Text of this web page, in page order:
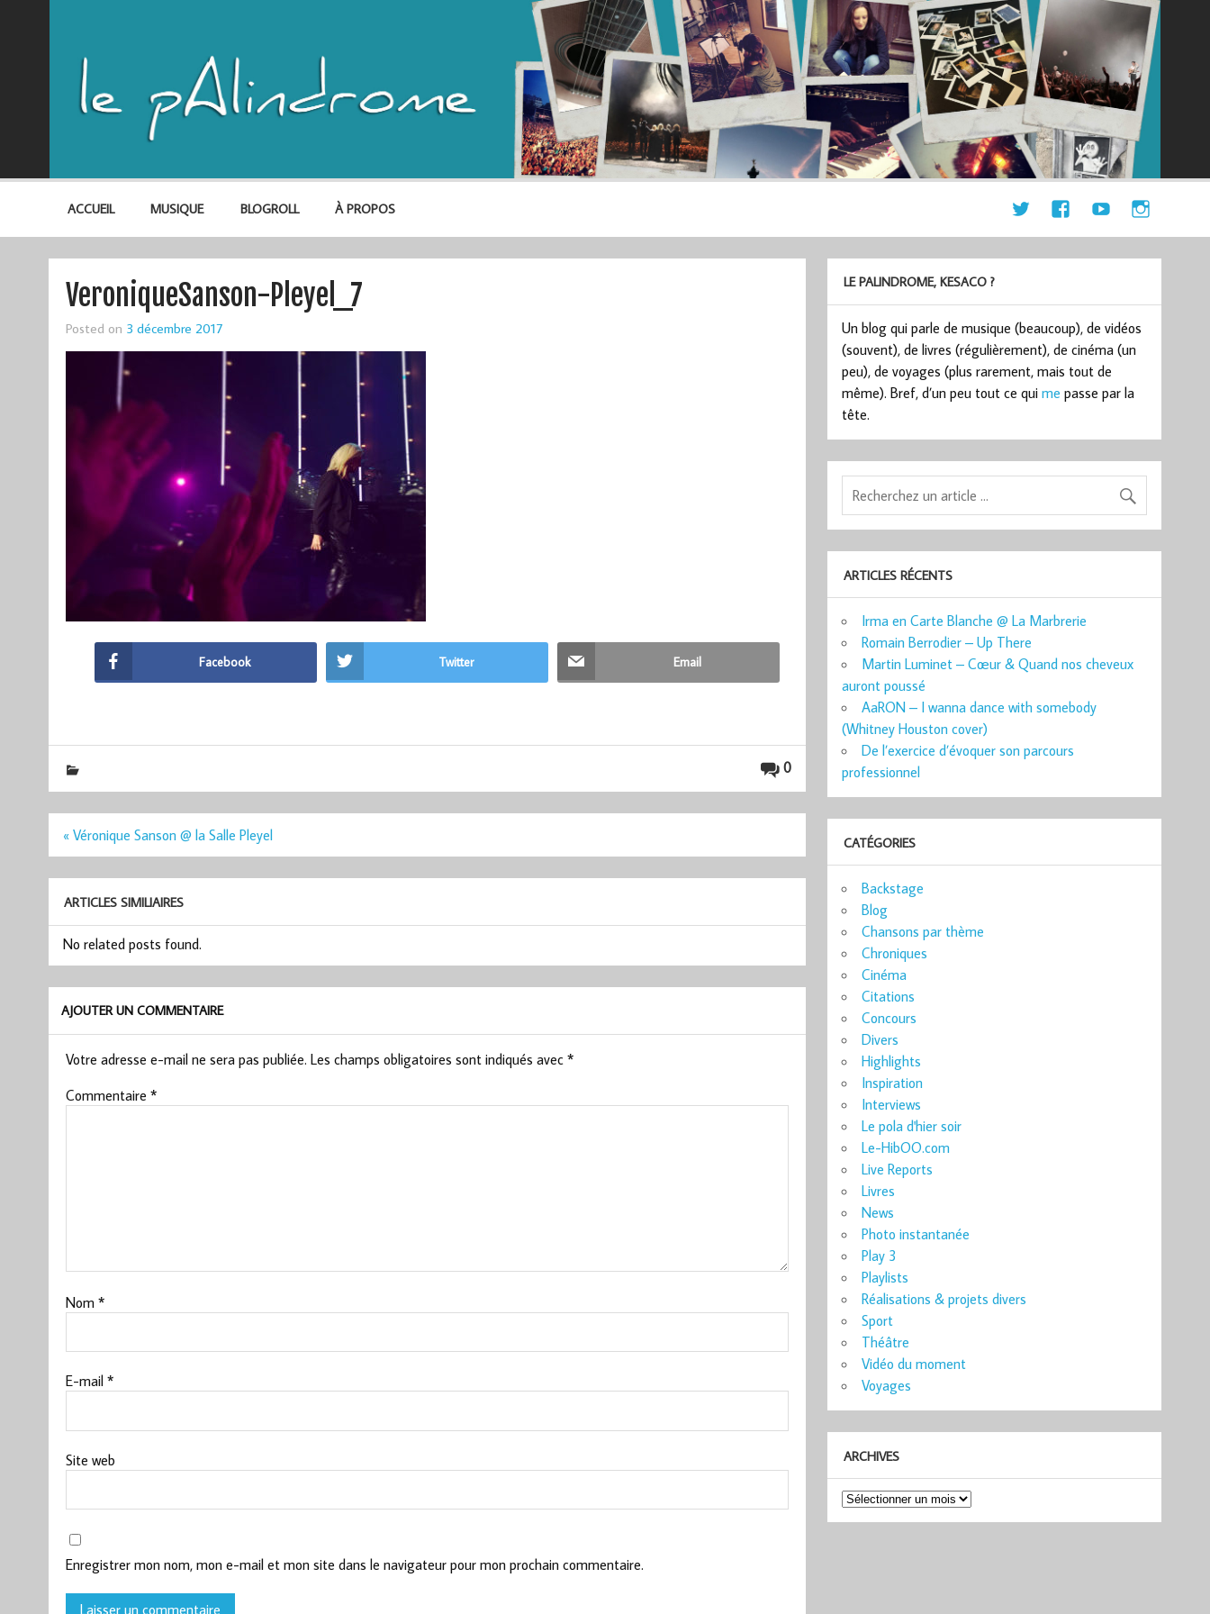
ACCUEIL MUSIQUE BLOGROLL À PROPOS
VeroniqueSanson-Pleyel_7
Posted on 3 décembre 2017
Facebook Twitter Email
0
Navigation
« Véronique Sanson @ la Salle Pleyel
ARTICLES SIMILIAIRES
No related posts found.
AJOUTER UN COMMENTAIRE
Votre adresse e-mail ne sera pas publiée. Les champs obligatoires sont indiqués avec *
Commentaire *
Nom *
E-mail *
Site web
Enregistrer mon nom, mon e-mail et mon site dans le navigateur pour mon prochain commentaire.
LE PALINDROME, KESACO ?
Un blog qui parle de musique (beaucoup), de vidéos
(souvent), de livres (régulièrement), de cinéma (un
peu), de voyages (plus rarement, mais tout de
même). Bref, d’un peu tout ce quime passe par la
tête.
ARTICLES RÉCENTS
Irma en Carte Blanche @ La Marbrerie
Romain Berrodier – Up There
Martin Luminet – Cœur & Quand nos cheveux
auront poussé
AaRON – I wanna dance with somebody
(Whitney Houston cover)
De l’exercice d’évoquer son parcours
professionnel
CATÉGORIES
Backstage
Blog
Chansons par thème
Chroniques
Cinéma
Citations
Concours
Divers
Highlights
Inspiration
Interviews
Le pola d'hier soir
Le-HibOO.com
Live Reports
Livres
News
Photo instantanée
Play 3
Playlists
Réalisations & projets divers
Sport
Théâtre
Vidéo du moment
Voyages
ARCHIVES
Archives